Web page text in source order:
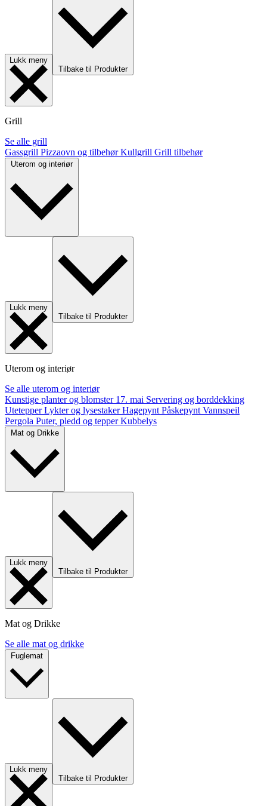
Lukk meny
Tilbake til Produkter
Grill
Se alle grill
Gassgrill Pizzaovn og tilbehørKullgrill Grill tilbehør
Uterom og interiør
Lukk meny
Tilbake til Produkter
Uterom og interiør
Se alle uterom og interiør
Kunstige planter og blomster 17. mai Servering og borddekking
UtetepperLykter og lysestakerHagepynt Påskepynt Vannspeil
Pergola Puter, pledd og tepperKubbelys
Lukk meny
Tilbake til Produkter
Mat og Drikke
Se alle mat og drikke
Lukk meny
Tilbake til Produkter